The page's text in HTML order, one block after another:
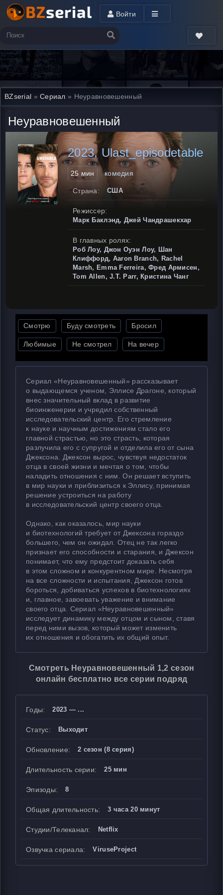
Войти
BZserial »Сериал » Неуравновешенный
Неуравновешенный
2023, Ulast_episodetable
25 мин комедия
Страна: США
Режиссер:
Марк Баклэнд, Джей Чандрашекхар
В главных ролях:
Роб Лоу, Джон Оуэн Лоу, Шан
Клиффорд, Aaron Branch, Rachel
Marsh, Emma Ferreira, Фред Армисен,
Tom Allen, J.T. Parr, Кристина Чанг
Смотрю Буду смотреть Бросил
Любимые Не смотрел На вечер
Сериал «Неуравновешенный» рассказывает
о выдающемся ученом, Эллисе Драгоне, который
внес значительный вклад в развитие
биоинженерии и учредил собственный
исследовательский центр. Его стремление
к науке и научным достижениям стало его
главной страстью, но это страсть, которая
разлучила его с супругой и отделила его от сына
Джексона. Джексон вырос, чувствуя недостаток
отца в своей жизни и мечтая о том, чтобы
наладить отношения с ним. Он решает вступить
в мир науки и приблизиться к Эллису, принимая
решение устроиться на работу
в исследовательский центр своего отца.
Однако, как оказалось, мир науки
и биотехнологий требует от Джексона гораздо
большего, чем он ожидал. Отец не так легко
признает его способности и старания, и Джексон
понимает, что ему предстоит доказать себя
в этом сложном и конкурентном мире. Несмотря
на все сложности и испытания, Джексон готов
бороться, добиваться успехов в биотехнологиях
и, главное, завоевать уважение и внимание
своего отца. Сериал «Неуравновешенный»
исследует динамику между отцом и сыном, ставя
перед ними вызов, который может изменить
их отношения и обогатить их общий опыт.
Смотреть Неуравновешенный 1,2 сезон
онлайн бесплатно все серии подряд
Годы: 2023 — ...
Статус: Выходит
Обновление: 2 сезон (8 серия)
Длительность серии: 25 мин
Эпизоды: 8
Общая длительность: 3 часа 20 минут
Студии/Телеканал: Netflix
Озвучка сериала: ViruseProject